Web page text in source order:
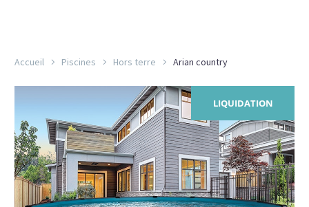
Accueil Piscines Hors terre Arian country
LIQUIDATION